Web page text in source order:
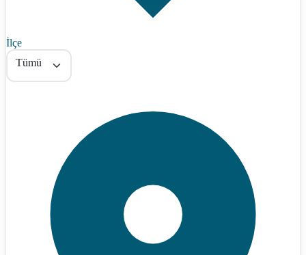
İlçe
Tümü